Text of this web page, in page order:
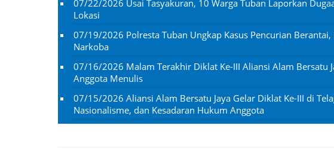
07/22/2026 Usai Tasyakuran, 10 Warga Tuban Laporkan
Lokasi
07/19/2026 Polresta Tuban Ungkap Kasus Pencurian
Narkoba
07/16/2026 Malam Terakhir Diklat Ke-III Aliansi Alam Bersatu
Anggota Menulis
07/15/2026 Aliansi Alam Bersatu Jaya Gelar Diklat Ke-III di
Nasionalisme, dan Kesadaran Hukum Anggota